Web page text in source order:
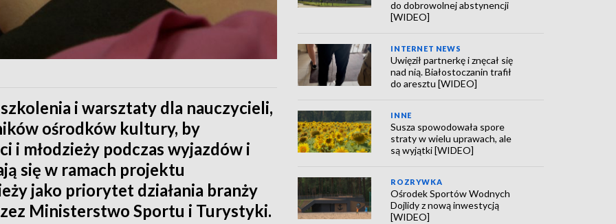
i warsztaty dla nauczycieli,
ośrodków kultury, by
i młodzieży podczas wyjazdów i
się w ramach projektu
jako priorytet działania branży
Ministerstwo Sportu i Turystyki.
do dobrowolnej abstynencji
[WIDEO]
INTERNET NEWS
Uwięził partnerkę i znęcał się
nad nią. Białostoczanin trafił
do aresztu [WIDEO]
INNE
Susza spowodowała spore
straty w wielu uprawach, ale
są wyjątki [WIDEO]
ROZRYWKA
Ośrodek Sportów Wodnych
Dojlidy z nową inwestycją
[WIDEO]